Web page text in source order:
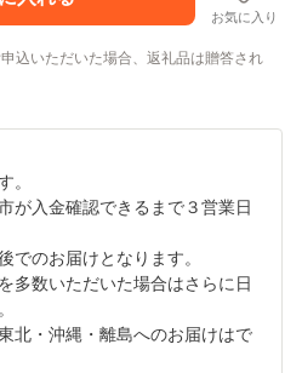
お気に入り
込いただいた場合、返礼品は贈答され
。
が入金確認できるまで３営業日
でのお届けとなります。
多数いただいた場合はさらに日
北・沖縄・離島へのお届けはで